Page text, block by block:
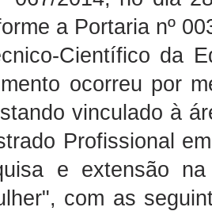
a Portaria nº
Científico da
ocorreu por
vinculado à
Profissional
e extensão
com as